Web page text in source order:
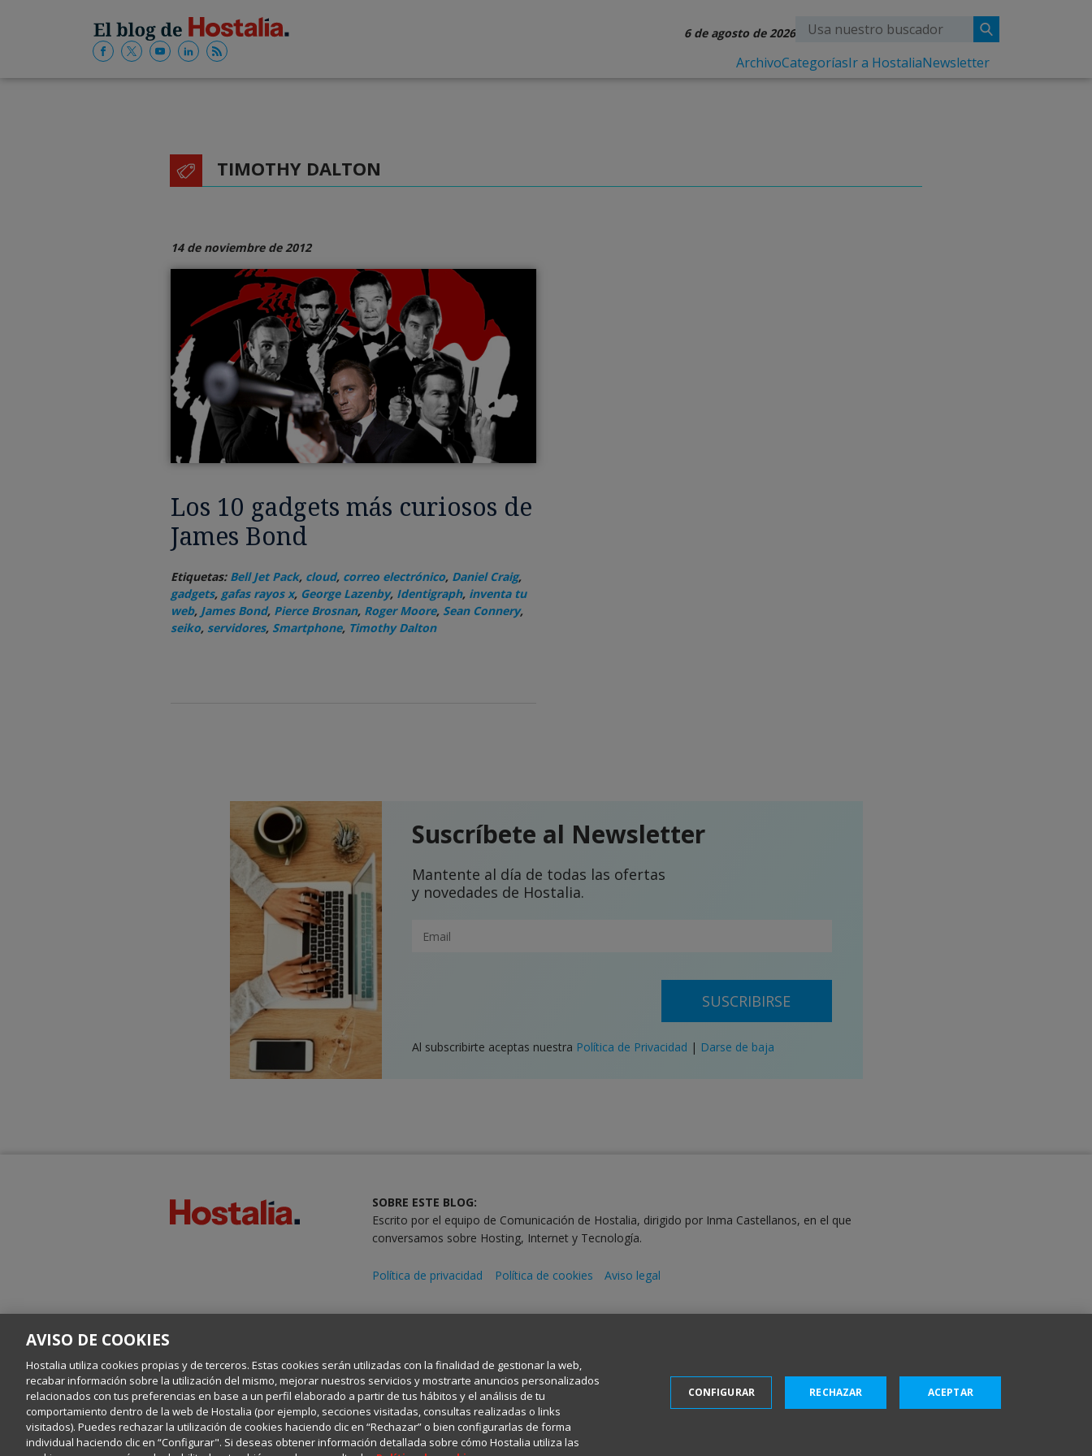
6 de agosto de 2026
ArchivoCategoríasIr a HostaliaNewsletter
TIMOTHY DALTON
14 de noviembre de 2012
Los 10 gadgets más curiosos de
James Bond
Etiquetas: Bell Jet Pack, cloud, correo electrónico, Daniel Craig,
gadgets, gafas rayos x, George Lazenby, Identigraph, inventa tu
web, James Bond, Pierce Brosnan, Roger Moore, Sean Connery,
seiko, servidores, Smartphone, Timothy Dalton
Suscríbete al Newsletter
Mantente al día de todas las ofertas
y novedades de Hostalia.
SUSCRIBIRSE
Al subscribirte aceptas nuestra Política de Privacidad | Darse de baja
SOBRE ESTE BLOG:
Escrito por el equipo de Comunicación de Hostalia, dirigido por Inma Castellanos, en el que
conversamos sobre Hosting, Internet y Tecnología.
Política de privacidad Política de cookies Aviso legal
Todos los Derechos Reservados
AVISO DE COOKIES
Hostalia utiliza cookies propias y de terceros. Estas cookies serán utilizadas con la finalidad de gestionar la web,
recabar información sobre la utilización del mismo, mejorar nuestros servicios y mostrarte anuncios personalizados
relacionados con tus preferencias en base a un perfil elaborado a partir de tus hábitos y el análisis de tu
comportamiento dentro de la web de Hostalia (por ejemplo, secciones visitadas, consultas realizadas o links
visitados). Puedes rechazar la utilización de cookies haciendo clic en “Rechazar” o bien configurarlas de forma
individual haciendo clic en “Configurar". Si deseas obtener información detallada sobre cómo Hostalia utiliza las
CONFIGURAR RECHAZAR ACEPTAR